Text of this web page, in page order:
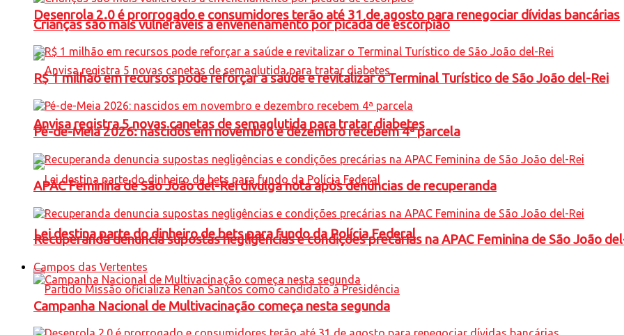
Desenrola 2.0 é prorrogado e consumidores terão até 31 de agosto para renegociar dívidas bancárias
Anvisa registra 5 novas canetas de semaglutida para tratar diabetes
Lei destina parte do dinheiro de bets para fundo da Polícia Federal
Crianças são mais vulneráveis a envenenamento por picada de escorpião
R$ 1 milhão em recursos pode reforçar a saúde e revitalizar o Terminal Turístico de São João del-Rei
Pé-de-Meia 2026: nascidos em novembro e dezembro recebem 4ª parcela
APAC Feminina de São João del-Rei divulga nota após denúncias de recuperanda
Recuperanda denuncia supostas negligências e condições precárias na APAC Feminina de São João
Campos das Vertentes
Campanha Nacional de Multivacinação começa nesta segunda